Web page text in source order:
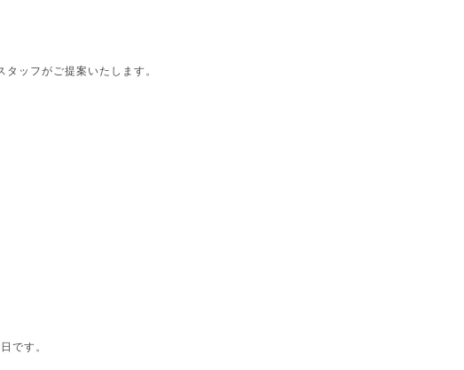
ッフがご提案いたします。
です。